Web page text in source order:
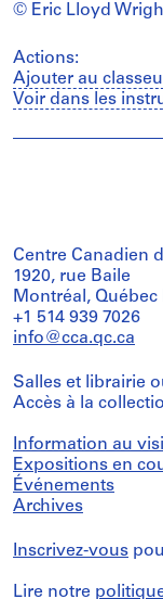
© Eric Lloyd
Actions:
Ajouter au
Voir dans les
Centre Canadien
1920, rue Baile
Montréal, Québec
+1 514 939 7026
info@cca.qc.ca
Salles et librairie
Accès à la
Information au
Expositions en
Événements
Archives
Inscrivez-vous
Lire notre